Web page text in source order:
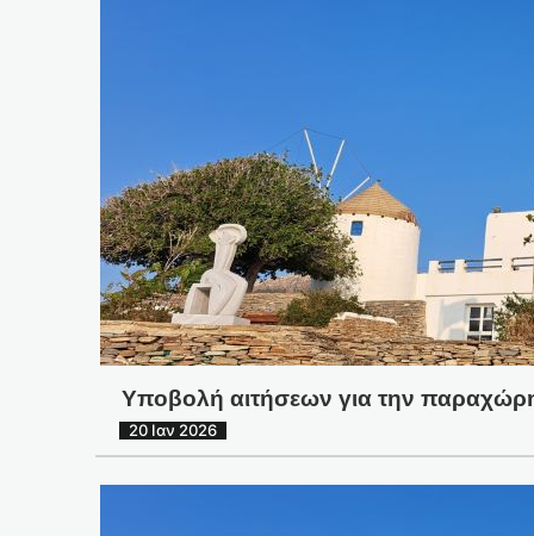
Υποβολή αιτήσεων για την
20 Ιαν 2026